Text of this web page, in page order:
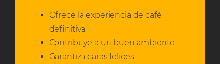
Ofrece la experiencia de café
definitiva
Contribuye a un buen ambiente
Garantiza caras felices